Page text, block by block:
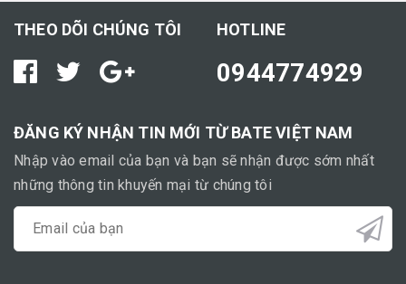
THEO DÕI CHÚNG TÔI HOTLINE
0944774929
ĐĂNG KÝ NHẬN TIN MỚI TỪ BATE VIỆT NAM
Nhập vào email của bạn và bạn sẽ nhận được sớm nhất
những thông tin khuyến mại từ chúng tôi